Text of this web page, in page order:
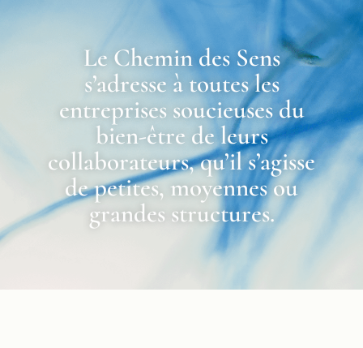
Le Chemin des Sens
s’adresse à toutes les
entreprises soucieuses du
bien-être de leurs
collaborateurs, qu’il s’agisse
de petites, moyennes ou
grandes structures.